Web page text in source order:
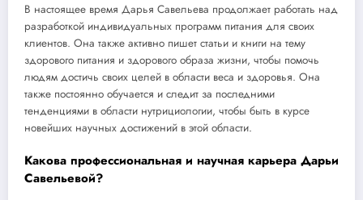
В настоящее время Дарья Савельева продолжает работать над
разработкой индивидуальных программ питания для своих
клиентов. Она также активно пишет статьи и книги на тему
здорового питания и здорового образа жизни, чтобы помочь
людям достичь своих целей в области веса и здоровья. Она
также постоянно обучается и следит за последними
тенденциями в области нутрициологии, чтобы быть в курсе
новейших научных достижений в этой области.
Какова профессиональная и научная карьера Дарьи
Савельевой?